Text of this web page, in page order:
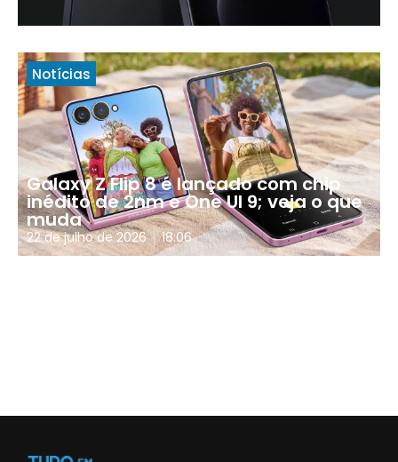
Notícias
Galaxy Z Flip 8 é lançado com chip
inédito de 2nm e One UI 9; veja o que
muda
22 de julho de 2026 18:06